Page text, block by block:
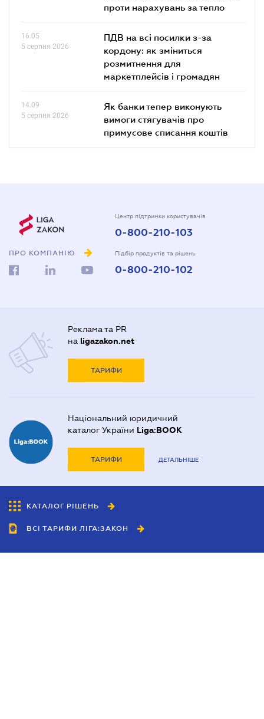
проти нарахувань за тепло
16.05
5 серпня 2026
ПДВ на всі посилки з-за
кордону: як зміниться
розмитнення для
маркетплейсів і громадян
14.09
5 серпня 2026
Як банки тепер виконують
вимоги стягувачів про
примусове списання коштів
ПРО КОМПАНІЮ
Центр підтримки користувачів
0-800-210-103
Підбір продуктів та рішень
0-800-210-102
Реклама та PR
на ligazakon.net
ТАРИФИ
Національний юридичний
каталог України Liga:BOOK
ТАРИФИ ДЕТАЛЬНІШЕ
КАТАЛОГ РІШЕНЬ
ВСІ ТАРИФИ ЛІГА:ЗАКОН